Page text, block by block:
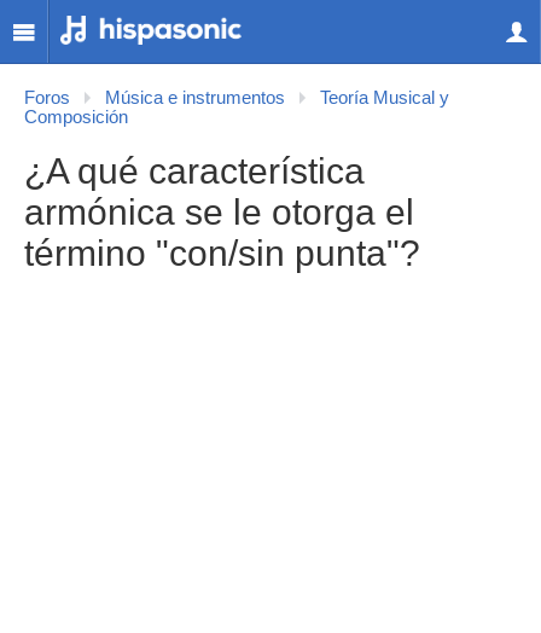
Foros Música e instrumentos
Teoría Musical y
Composición
¿A qué característica
armónica se le otorga el
término "con/sin punta"?